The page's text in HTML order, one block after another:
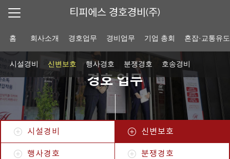
티피에스 경호경비(주)
홈 회사소개 경호업무 경비업무 기업 총회 혼잡·교통유
시설경비 신변보호 행사경호 분쟁경호 호송경비
경호 업무
시설경비 신변보호
행사경호 분쟁경호